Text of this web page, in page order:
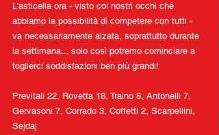
L'asticella ora - visto coi nostri occhi che
abbiamo la possibilità di competere con tutti -
va necessariamente alzata, soprattutto durante
la settimana... solo così potremo cominciare a
toglierci soddisfazioni ben più grandi!
Previtali 22, Rovetta 18, Traino 8, Antonelli 7,
Gervasoni 7, Corrado 3, Coffetti 2, Scarpellini,
Sejdaj